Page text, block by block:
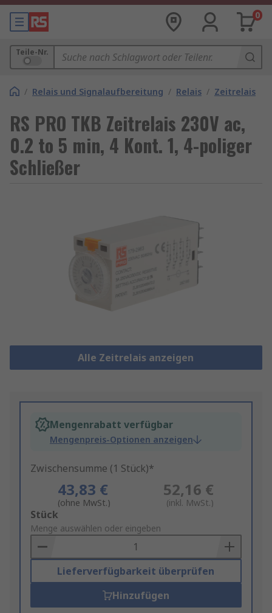
0
Teile-Nr.
/ Relais und Signalaufbereitung / Relais / Zeitrelais
RS PRO TKB Zeitrelais 230V ac,
0.2 to 5 min, 4 Kont. 1, 4-poliger
Schließer
Alle Zeitrelais anzeigen
Mengenrabatt verfügbar
Mengenpreis-Optionen anzeigen
Zwischensumme (1 Stück)*
43,83 €
(ohne MwSt.)
52,16 €
(inkl. MwSt.)
Add
to
Basket
Stück
Menge auswählen oder eingeben
Lieferverfügbarkeit überprüfen
Hinzufügen